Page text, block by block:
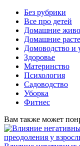
Без рубрики
Все про детей
Домашние
Домашние
Домоводство и
Здоровье
Материнство
Психология
Садоводство
Уборка
Фитнес
Вам также может